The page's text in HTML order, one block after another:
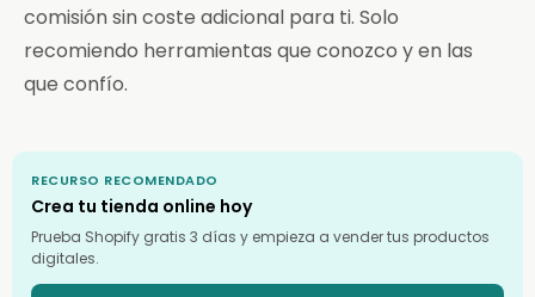
comisión sin coste adicional para ti. Solo
recomiendo herramientas que conozco y en las
que confío.
RECURSO RECOMENDADO
Crea tu tienda online hoy
Prueba Shopify gratis 3 días y empieza a vender tus productos
digitales.